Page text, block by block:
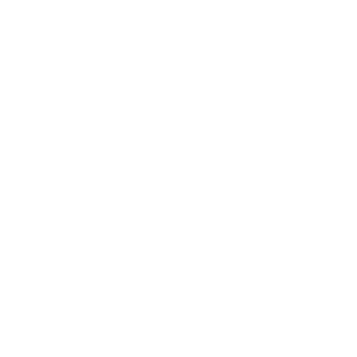
ありません。
です。
ず変更すること